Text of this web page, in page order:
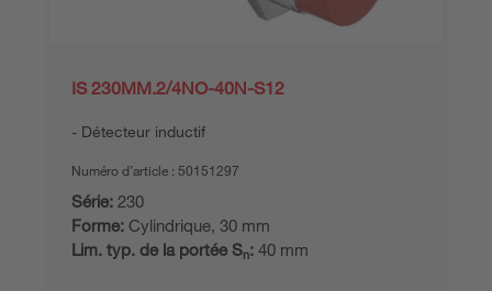
IS 230MM.2/4NO-40N-S12
Détecteur inductif
Numéro d’article : 50151297
Série: 230
Forme: Cylindrique, 30 mm
Lim. typ. de la portée Sn: 40 mm